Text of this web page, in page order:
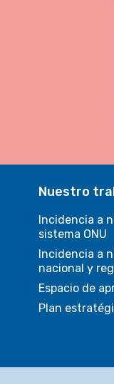
Nuestro
Incidencia a
sistema ONU
Incidencia a
nacional y
Espacio de
Plan